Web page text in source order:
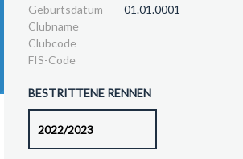
Geburtsdatum
01.01.0001
Clubname
Clubcode
FIS-Code
BESTRITTENE RENNEN